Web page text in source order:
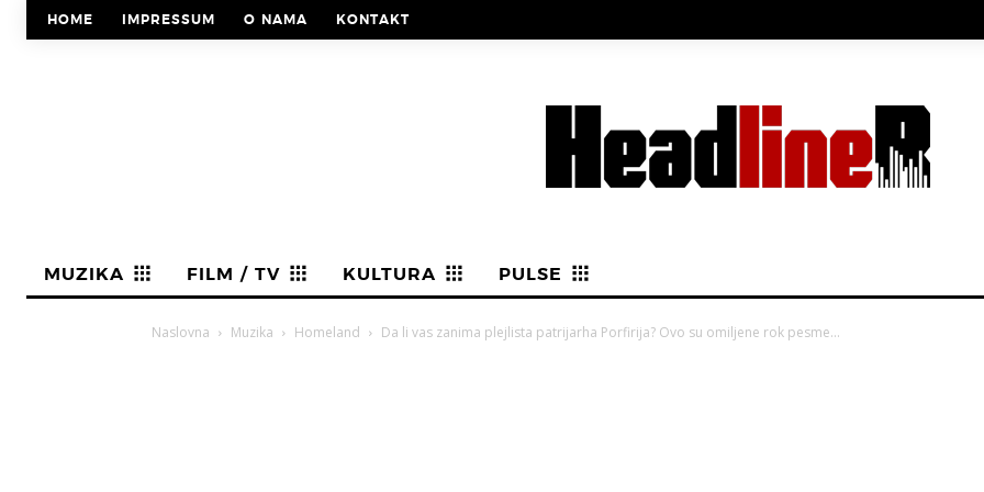
HOME IMPRESSUM O NAMA KONTAKT
MUZIKA FILM / TV KULTURA PULSE
Naslovna Muzika Homeland Da li vas zanima plejlista patrijarha Porfirija? Ovo su omiljene rok pesme...